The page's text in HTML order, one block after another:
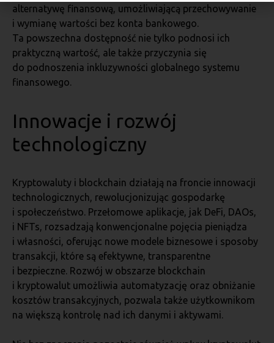
alternatywę finansową, umożliwiającą przechowywanie
i wymianę wartości bez konta bankowego.
Ta powszechna dostępność nie tylko podnosi ich
praktyczną wartość, ale także przyczynia się
do podnoszenia inkluzywności globalnego systemu
finansowego.
Innowacje i rozwój
technologiczny
Kryptowaluty i blockchain działają na froncie innowacji
technologicznych, rewolucjonizując gospodarkę
i społeczeństwo. Przełomowe aplikacje, jak DeFi, DAOs,
i NFTs, rozsadzają konwencjonalne pojęcia pieniądza
i własności, oferując nowe modele biznesowe i sposoby
transakcji, które są efektywne, transparentne
i bezpieczne. Rozwój w obszarze blockchain
i kryptowalut umożliwia automatyzację oraz obniżanie
kosztów transakcyjnych, pozwala także użytkownikom
na większą kontrolę nad ich danymi i aktywami.